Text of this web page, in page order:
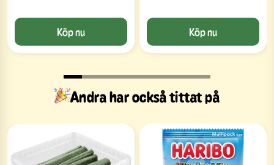
Köp nu Köp nu
Andra har också tittat på